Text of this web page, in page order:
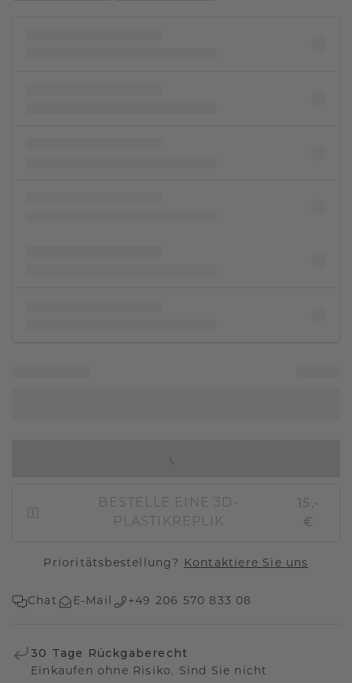
BESTELLE EINE 3D-
PLASTIKREPLIK
15,-
€
Prioritätsbestellung? Kontaktiere Sie uns
Chat E-Mail +49 206 570 833 08
30 Tage Rückgaberecht
Einkaufen ohne Risiko. Sind Sie nicht